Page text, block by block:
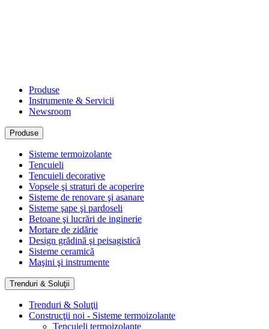
Produse
Instrumente & Servicii
Newsroom
Produse
Sisteme termoizolante
Tencuieli
Tencuieli decorative
Vopsele şi straturi de acoperire
Sisteme de renovare şi asanare
Sisteme şape şi pardoseli
Betoane şi lucrări de inginerie
Mortare de zidărie
Design grădină şi peisagistică
Sisteme ceramică
Maşini şi instrumente
Trenduri & Soluţii
Trenduri & Soluţii
Construcţii noi - Sisteme termoizolante
Tencuieli termoizolante